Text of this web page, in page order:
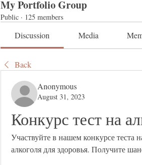
My Portfolio Group
Public · 125 members
Discussion Media
Back
Anonymous
August 31, 2023
Конкурс тест на
Участвуйте в нашем конкурсе теста
алкоголя для здоровья. Получите